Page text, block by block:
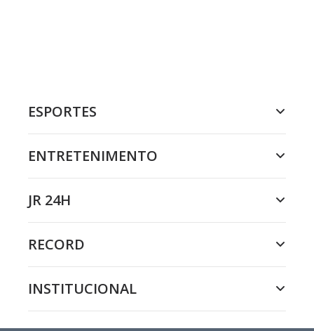
ESPORTES
ENTRETENIMENTO
JR 24H
RECORD
INSTITUCIONAL